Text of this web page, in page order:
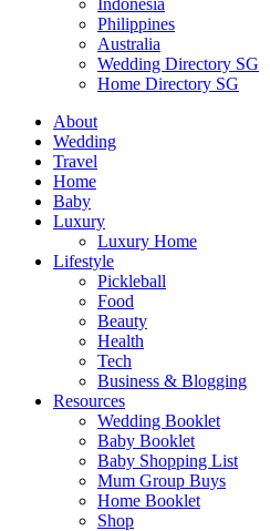
Indonesia
Philippines
Australia
Wedding Directory SG
Home Directory SG
About
Wedding
Travel
Home
Baby
Luxury
Luxury Home
Lifestyle
Pickleball
Food
Beauty
Health
Tech
Business & Blogging
Resources
Wedding Booklet
Baby Booklet
Baby Shopping List
Mum Group Buys
Home Booklet
Shop